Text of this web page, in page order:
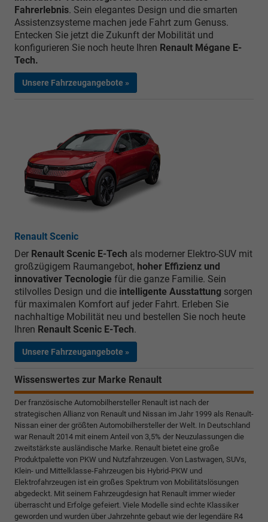
Fahrerlebnis. Sein elegantes Design und die smarten
Assistenzsysteme machen jede Fahrt zum Genuss.
Entecken Sie jetzt die Zukunft der Mobilität und
konfigurieren Sie noch heute Ihren Renault Mégane E-
Tech.
Unsere Fahrzeugangebote »
Renault Scenic
Der Renault Scenic E-Tech als moderner Elektro-SUV mit
großzügigem Raumangebot, hoher Effizienz und
innovativer Tecnologie für die ganze Familie. Sein
stilvolles Design und die intelligente Ausstattung sorgen
für maximalen Komfort auf jeder Fahrt. Erleben Sie
nachhaltige Mobilität neu und bestellen Sie noch heute
Ihren Renault Scenic E-Tech.
Unsere Fahrzeugangebote »
Wissenswertes zur Marke Renault
Der französische Automobilhersteller Renault ist nach der
strategischen Allianz von Renault und Nissan im Jahr 1999 als Renault-
Nissan einer der größten Automobilhersteller der Welt. In Deutschland
war Renault 2014 mit einem Anteil von 3,5% der Neuzulassungen die
zweitstärkste ausländische Marke. Renault bietet eine große
Produktpalette von PKW und Nutzfahrzeugen. Von Lastwagen, SUVs,
Klein- und Mittelklasse-Fahrzeugen bis Hybrid-PKW und
Elektrofahrzeugen ist ein großes Spektrum von Mobilitätslösungen
abgedeckt. Mit seinem Fahrzeugdesign hat Renault immer wieder
überrascht und Erfolge gefeiert. Viele Modelle sind echte Klassiker
geworden und wurden über Jahrzehnte gebaut wie der legendäre R4